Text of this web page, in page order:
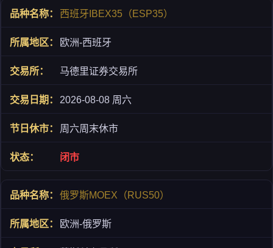
西班牙IBEX35（ESP35）
欧洲-西班牙
马德里证券交易所
2026-08-08 周六
周六周末休市
闭市
俄罗斯MOEX（RUS50）
欧洲-俄罗斯